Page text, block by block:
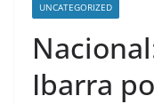
UNCATEGORIZED
Ibarra